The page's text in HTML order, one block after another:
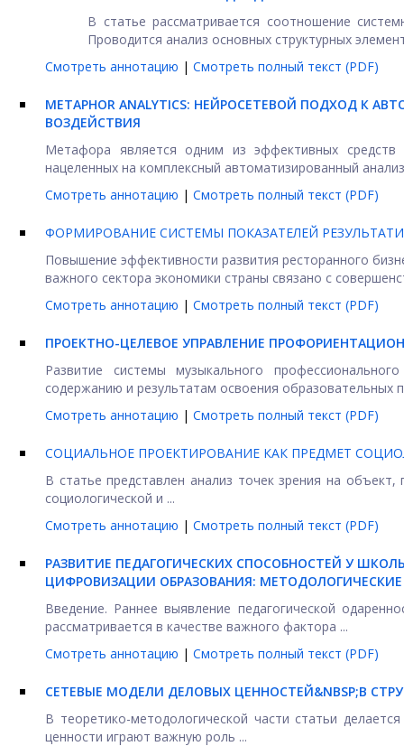
В статье рассматривается соотношение
Проводится анализ основных структурных
Смотреть аннотацию | Смотреть полный текст (PDF)
METAPHOR ANALYTICS: НЕЙРОСЕТЕВОЙ ПОДХОД
ВОЗДЕЙСТВИЯ
Метафора является одним из эффективных средств
нацеленных на комплексный автоматизированный
Смотреть аннотацию | Смотреть полный текст (PDF)
ФОРМИРОВАНИЕ СИСТЕМЫ ПОКАЗАТЕЛЕЙ
Повышение эффективности развития ресторанного
важного сектора экономики страны связано с
Смотреть аннотацию | Смотреть полный текст (PDF)
ПРОЕКТНО-ЦЕЛЕВОЕ УПРАВЛЕНИЕ
Развитие системы музыкального
содержанию и результатам освоения образовательных
Смотреть аннотацию | Смотреть полный текст (PDF)
СОЦИАЛЬНОЕ ПРОЕКТИРОВАНИЕ КАК ПРЕДМЕТ
В статье представлен анализ точек зрения на
социологической и ...
Смотреть аннотацию | Смотреть полный текст (PDF)
РАЗВИТИЕ ПЕДАГОГИЧЕСКИХ СПОСОБНОСТЕЙ У
ЦИФРОВИЗАЦИИ ОБРАЗОВАНИЯ:
Введение. Раннее выявление педагогической
рассматривается в качестве важного фактора ...
Смотреть аннотацию | Смотреть полный текст (PDF)
СЕТЕВЫЕ МОДЕЛИ ДЕЛОВЫХ ЦЕННОСТЕЙ&NBSP;В
В теоретико-методологической части статьи
ценности играют важную роль ...